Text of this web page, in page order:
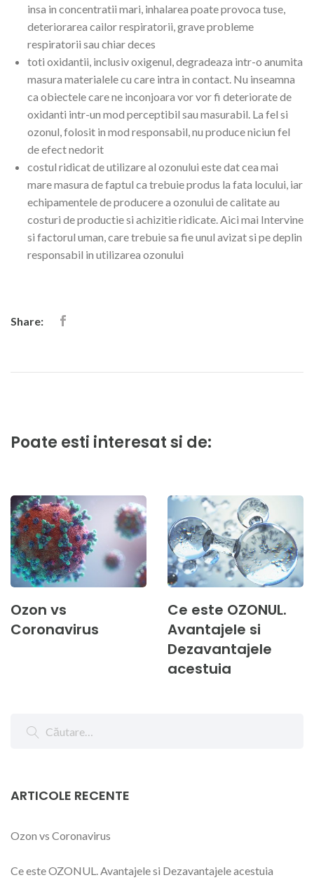
insa in concentratii mari, inhalarea poate provoca tuse,
deteriorarea cailor respiratorii, grave probleme
respiratorii sau chiar deces
toti oxidantii, inclusiv oxigenul, degradeaza intr-o anumita
masura materialele cu care intra in contact. Nu inseamna
ca obiectele care ne inconjoara vor vor fi deteriorate de
oxidanti intr-un mod perceptibil sau masurabil. La fel si
ozonul, folosit in mod responsabil, nu produce niciun fel
de efect nedorit
costul ridicat de utilizare al ozonului este dat cea mai
mare masura de faptul ca trebuie produs la fata locului, iar
echipamentele de producere a ozonului de calitate au
costuri de productie si achizitie ridicate. Aici mai Intervine
si factorul uman, care trebuie sa fie unul avizat si pe deplin
responsabil in utilizarea ozonului
Share:
Poate esti interesat si de:
Ozon vs
Coronavirus
Ce este OZONUL.
Avantajele si
Dezavantajele
acestuia
ARTICOLE RECENTE
Ozon vs Coronavirus
Ce este OZONUL. Avantajele si Dezavantajele acestuia